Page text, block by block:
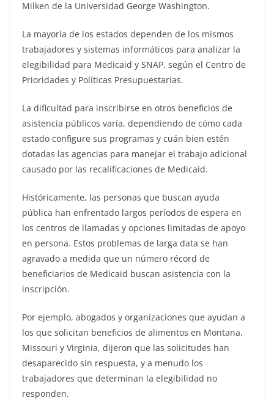
Milken de la Universidad George Washington.
La mayoría de los estados dependen de los mismos
trabajadores y sistemas informáticos para analizar la
elegibilidad para Medicaid y SNAP, según el Centro de
Prioridades y Políticas Presupuestarias.
La dificultad para inscribirse en otros beneficios de
asistencia públicos varía, dependiendo de cómo cada
estado configure sus programas y cuán bien estén
dotadas las agencias para manejar el trabajo adicional
causado por las recalificaciones de Medicaid.
Históricamente, las personas que buscan ayuda
pública han enfrentado largos períodos de espera en
los centros de llamadas y opciones limitadas de apoyo
en persona. Estos problemas de larga data se han
agravado a medida que un número récord de
beneficiarios de Medicaid buscan asistencia con la
inscripción.
Por ejemplo, abogados y organizaciones que ayudan a
los que solicitan beneficios de alimentos en Montana,
Missouri y Virginia, dijeron que las solicitudes han
desaparecido sin respuesta, y a menudo los
trabajadores que determinan la elegibilidad no
responden.